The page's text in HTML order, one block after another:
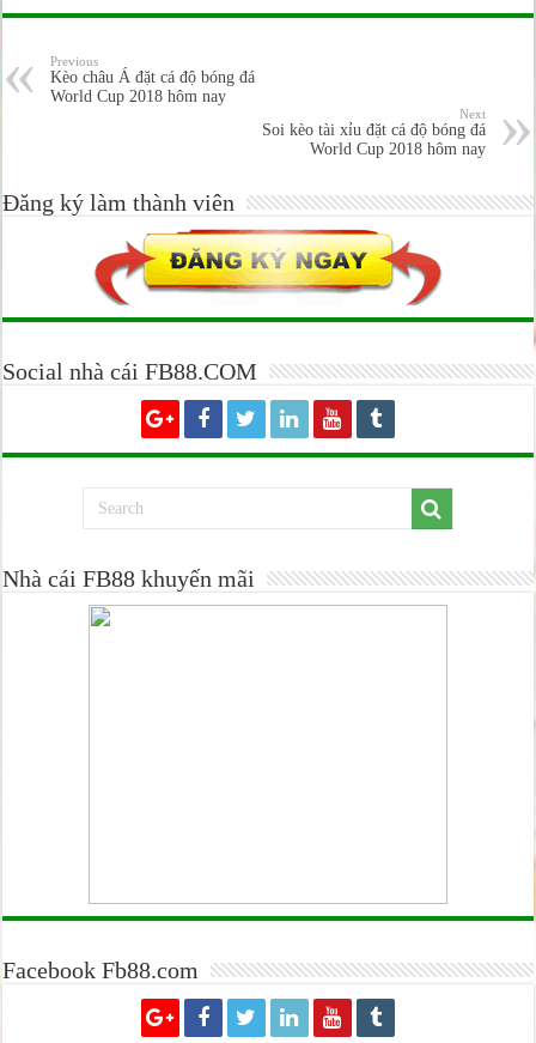
Previous
Kèo châu Á đặt cá độ bóng đá
World Cup 2018 hôm nay
Next
Soi kèo tài xỉu đặt cá độ bóng đá
World Cup 2018 hôm nay
Đăng ký làm thành viên
Social nhà cái FB88.COM
Nhà cái FB88 khuyến mãi
Facebook Fb88.com